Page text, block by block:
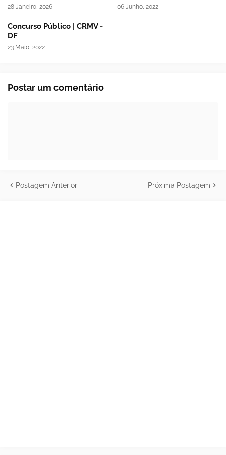
28 Janeiro, 2026 06 Junho, 2022
Concurso Público | CRMV -
DF
23 Maio, 2022
Postar um comentário
Postagem Anterior Próxima Postagem